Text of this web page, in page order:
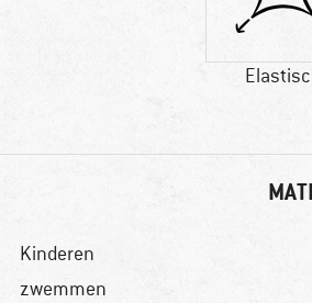
Kinderen
zwemmen